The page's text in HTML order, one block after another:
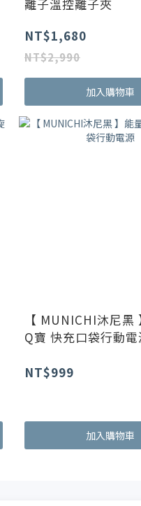
離子溫控離子夾
NT$1,680
NT$2,990
加入購物車
【 MUNICHI沐尼黑
Q寶 快充口袋行動電
NT$999
加入購物車